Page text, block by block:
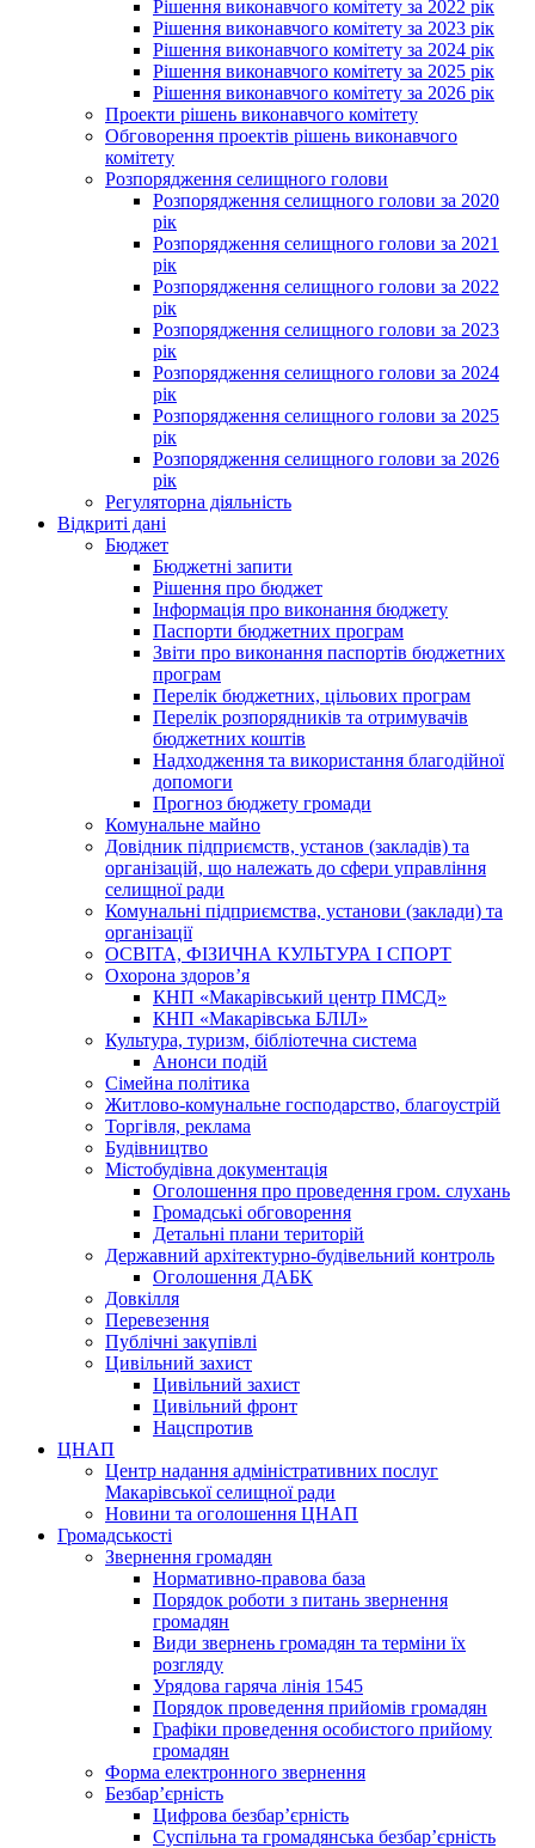
Рішення виконавчого комітету за 2022 рік
Рішення виконавчого комітету за 2023 рік
Рішення виконавчого комітету за 2024 рік
Рішення виконавчого комітету за 2025 рік
Рішення виконавчого комітету за 2026 рік
Проекти рішень виконавчого комітету
Обговорення проектів рішень виконавчого
комітету
Розпорядження селищного голови
Розпорядження селищного голови за 2020
рік
Розпорядження селищного голови за 2021
рік
Розпорядження селищного голови за 2022
рік
Розпорядження селищного голови за 2023
рік
Розпорядження селищного голови за 2024
рік
Розпорядження селищного голови за 2025
рік
Розпорядження селищного голови за 2026
рік
Регуляторна діяльність
Відкриті дані
Бюджет
Бюджетні запити
Рішення про бюджет
Інформація про виконання бюджету
Паспорти бюджетних програм
Звіти про виконання паспортів бюджетних
програм
Перелік бюджетних, цільових програм
Перелік розпорядників та отримувачів
бюджетних коштів
Надходження та використання благодійної
допомоги
Прогноз бюджету громади
Комунальне майно
Довідник підприємств, установ (закладів) та
організацій, що належать до сфери управління
селищної ради
Комунальні підприємства, установи (заклади) та
організації
ОСВІТА, ФІЗИЧНА КУЛЬТУРА І СПОРТ
Охорона здоров’я
КНП «Макарівський центр ПМСД»
КНП «Макарівська БЛІЛ»
Культура, туризм, бібліотечна система
Анонси подій
Сімейна політика
Житлово-комунальне господарство, благоустрій
Торгівля, реклама
Будівництво
Містобудівна документація
Оголошення про проведення гром. слухань
Громадські обговорення
Детальні плани територій
Державний архітектурно-будівельний контроль
Оголошення ДАБК
Довкілля
Перевезення
Публічні закупівлі
Цивільний захист
Цивільний захист
Цивільний фронт
Нацспротив
ЦНАП
Центр надання адміністративних послуг
Макарівської селищної ради
Новини та оголошення ЦНАП
Громадськості
Звернення громадян
Нормативно-правова база
Порядок роботи з питань звернення
громадян
Види звернень громадян та терміни їх
розгляду
Урядова гаряча лінія 1545
Порядок проведення прийомів громадян
Графіки проведення особистого прийому
громадян
Форма електронного звернення
Безбар’єрність
Цифрова безбар’єрність
Суспільна та громадянська безбар’єрність